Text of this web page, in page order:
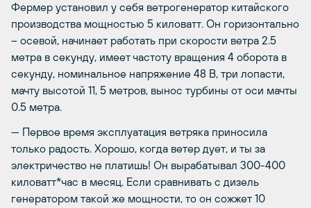
Фермер установил у себя ветрогенератор китайского
производства мощностью 5 киловатт. Он горизонтально
– осевой, начинает работать при скорости ветра 2.5
метра в секунду, имеет частоту вращения 4 оборота в
секунду, номинальное напряжение 48 В, три лопасти,
мачту высотой 11, 5 метров, вынос турбины от оси мачты
0.5 метра.
— Первое время эксплуатация ветряка приносила
только радость. Хорошо, когда ветер дует, и ты за
электричество не платишь! Он вырабатывал 300-400
киловатт*час в месяц. Если сравнивать с дизель
генератором такой же мощности, то он сожжет 10